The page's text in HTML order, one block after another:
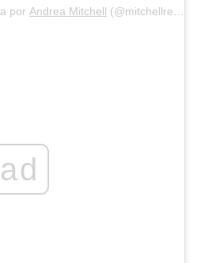
por Andrea Mitchell (@mitchellreports) em 28 de junho de 2015 às 14h39 PDT
ad